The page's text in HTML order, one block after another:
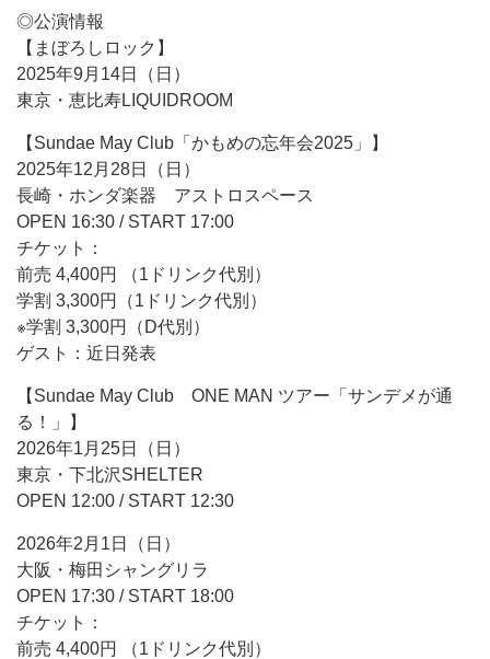
◎公演情報
【まぼろしロック】
2025年9月14日（日）
東京・恵比寿LIQUIDROOM
【Sundae May Club「かもめの忘年会2025」】
2025年12月28日（日）
長崎・ホンダ楽器 アストロスペース
OPEN 16:30 / START 17:00
チケット：
前売 4,400円 （1ドリンク代別）
学割 3,300円（1ドリンク代別）
※学割 3,300円（D代別）
ゲスト：近日発表
【Sundae May Club ONE MAN ツアー「サンデメが通
る！」】
2026年1月25日（日）
東京・下北沢SHELTER
OPEN 12:00 / START 12:30
2026年2月1日（日）
大阪・梅田シャングリラ
OPEN 17:30 / START 18:00
チケット：
前売 4,400円 （1ドリンク代別）